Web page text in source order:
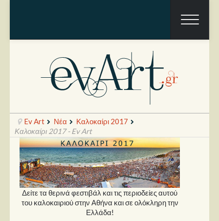
Ραπόρτο
Live & Συναυλίες
Θέατρο
Συνεντεύξεις
Ev Art Νέα
Καλοκαίρι 2017
Καλοκαίρι 2017 - Ev Art
Δείτε τα θερινά φεστιβάλ και τις περιοδείες αυτού
του καλοκαιριού στην Αθήνα και σε ολόκληρη την
Ελλάδα!